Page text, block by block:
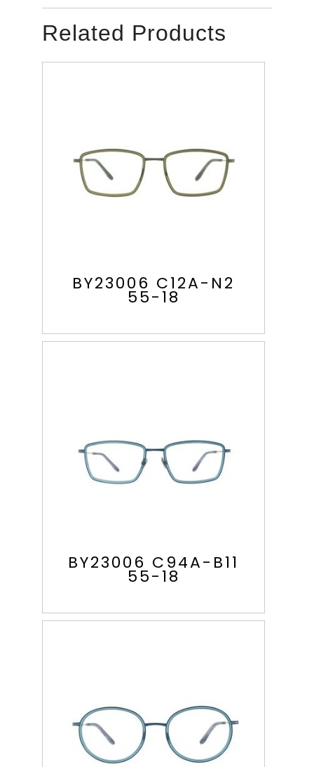
Related Products
BY23006 C12A-N2
55-18
BY23006 C94A-B11
55-18